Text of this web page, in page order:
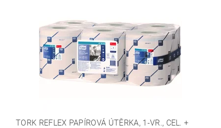
TORK REFLEX PAPÍROVÁ ÚTĚRKA, 1-VR., CEL. +